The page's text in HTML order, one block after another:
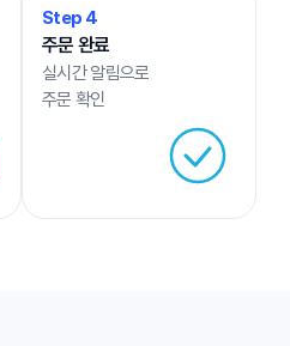
Step 4
주문 완료
실시간 알림으로
주문 확인